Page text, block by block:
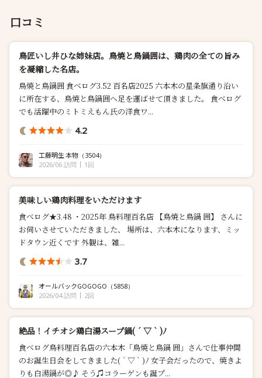
口コミ
鳥匠いし井ひな姉妹店。鳥焼と鳥鍋囲は、鶏肉の全ての旨み
を凝縮した名店。
鳥焼と鳥鍋囲 食べログ3.52 百名店2025 六本木の星条旗通り沿い
に所在する、鳥焼と鳥鍋囲へ足を運ばせて頂きました。 食べログ
でも活躍中のミトミえもん氏の洋食ワ...
4.2
工藤明生 本物 （3504）
2026/06 訪問
1回
美味しい鶏肉料理をいただけます
食べログ★3.48 ・2025年 鳥料理百名店 【鳥焼と鳥鍋 囲】 さんに
お伺いさせていただきました、 場所は、六本木になります、ミッ
ドタウン近くです 外観は、雑...
3.7
オールバックGOGOGO （5858）
2026/04 訪問
2回
絶品！イチオシ鶏白湯スープ鍋( ´ ▽ ` )ﾉ
食べログ鳥料理百名店の六本木「鳥焼と鳥鍋 囲」さんで仕事仲間
のお誕生日会をしてきました( ´ ▽ ` )ﾉ 女子会だったので、焼きよ
りも白湯鍋が◎♪ そう♫コラーゲンも誕プ...